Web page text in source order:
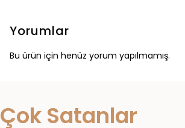
Yorumlar
Bu ürün için henüz yorum yapılmamış.
Çok Satanlar
❤️ kişi favoriledi